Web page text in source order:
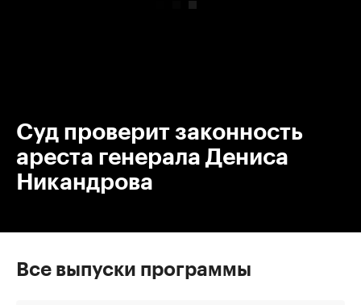
Суд проверит законность
ареста генерала Дениса
Никандрова
Все выпуски программы